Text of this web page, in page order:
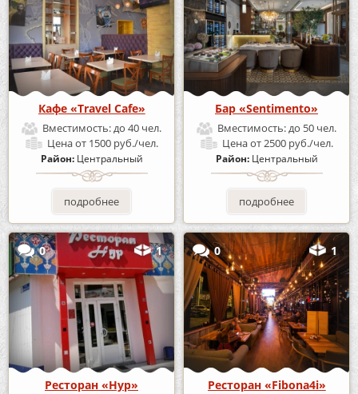
Кафе «Travel Cafe»
Вместимость:до 40 чел.
Ценаот 1500 руб./чел.
Район: Центральный
подробнее
Бар «Sentimento»
Вместимость:до 50 чел.
Ценаот 2500 руб./чел.
Район: Центральный
подробнее
0 1
Ресторан «Нур»
0 1
Ресторан «Fibona4i»